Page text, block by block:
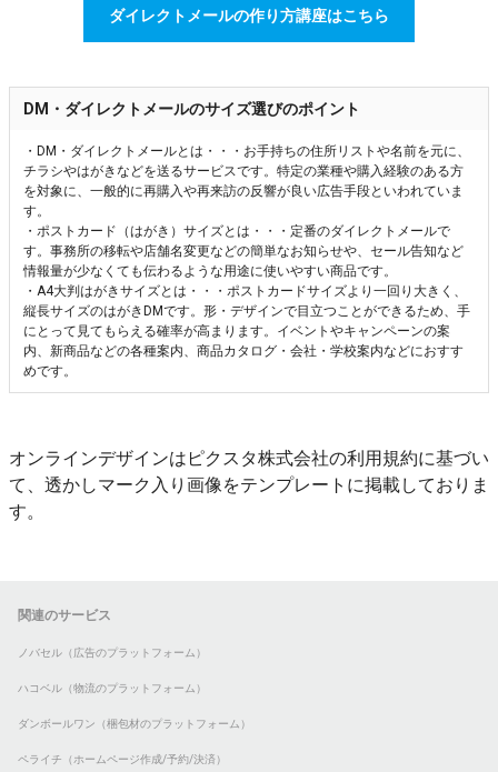
ダイレクトメールの作り方講座はこちら
DM・ダイレクトメールのサイズ選びのポイント
・DM・ダイレクトメールとは・・・お手持ちの住所リストや名前を元に、
チラシやはがきなどを送るサービスです。特定の業種や購入経験のある方
を対象に、一般的に再購入や再来訪の反響が良い広告手段といわれていま
す。
・ポストカード（はがき）サイズとは・・・定番のダイレクトメールで
す。事務所の移転や店舗名変更などの簡単なお知らせや、セール告知など
情報量が少なくても伝わるような用途に使いやすい商品です。
・A4大判はがきサイズとは・・・ポストカードサイズより一回り大きく、
縦長サイズのはがきDMです。形・デザインで目立つことができるため、手
にとって見てもらえる確率が高まります。イベントやキャンペーンの案
内、新商品などの各種案内、商品カタログ・会社・学校案内などにおすす
めです。
オンラインデザインはピクスタ株式会社の利用規約に基づい
て、透かしマーク入り画像をテンプレートに掲載しておりま
す。
関連のサービス
ノバセル（広告のプラットフォーム）
ハコベル（物流のプラットフォーム）
ダンボールワン（梱包材のプラットフォーム）
ペライチ（ホームページ作成/予約/決済）